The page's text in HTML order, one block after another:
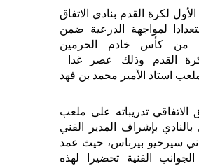
لكرة القدم بنادي الاتفاق
لمواجهة الدرعية ضمن
دور الـ 64 من كأس خادم الحرمين
القدم وذلك عصر غدا
استاد الأمير محمد بن فهد
تدريباته على ملعب
بالنادي بإشراف المدير الفني
سيرخيو بيرناس، حيث عمد
الفنية تحضيرا لهذه